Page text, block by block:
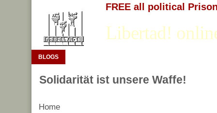
FREE all political
Libertad!
BLOGS
Solidarität ist unsere Waffe!
Home